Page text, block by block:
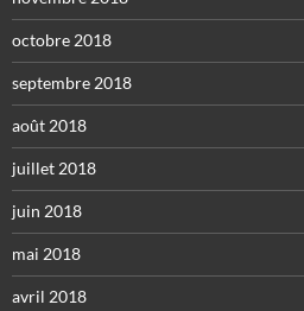
octobre 2018
septembre 2018
août 2018
juillet 2018
juin 2018
mai 2018
avril 2018